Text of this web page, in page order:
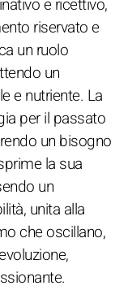
riservato e
un ruolo
un
e nutriente. La
per il passato
un bisogno
la sua
un
unita alla
che oscillano,